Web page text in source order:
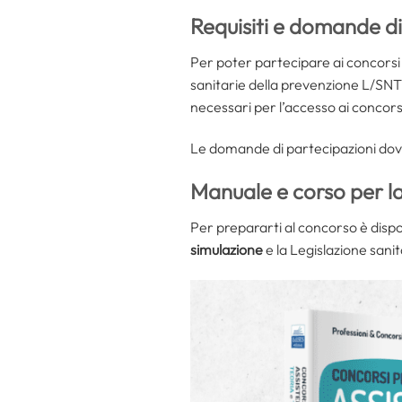
Requisiti e domande
Per poter partecipare ai concorsi
sanitarie della prevenzione L/
necessari per l’accesso ai
Le domande di partecipazioni
Manuale e corso per
Per prepararti al concorso è
simulazionee la Legislazione